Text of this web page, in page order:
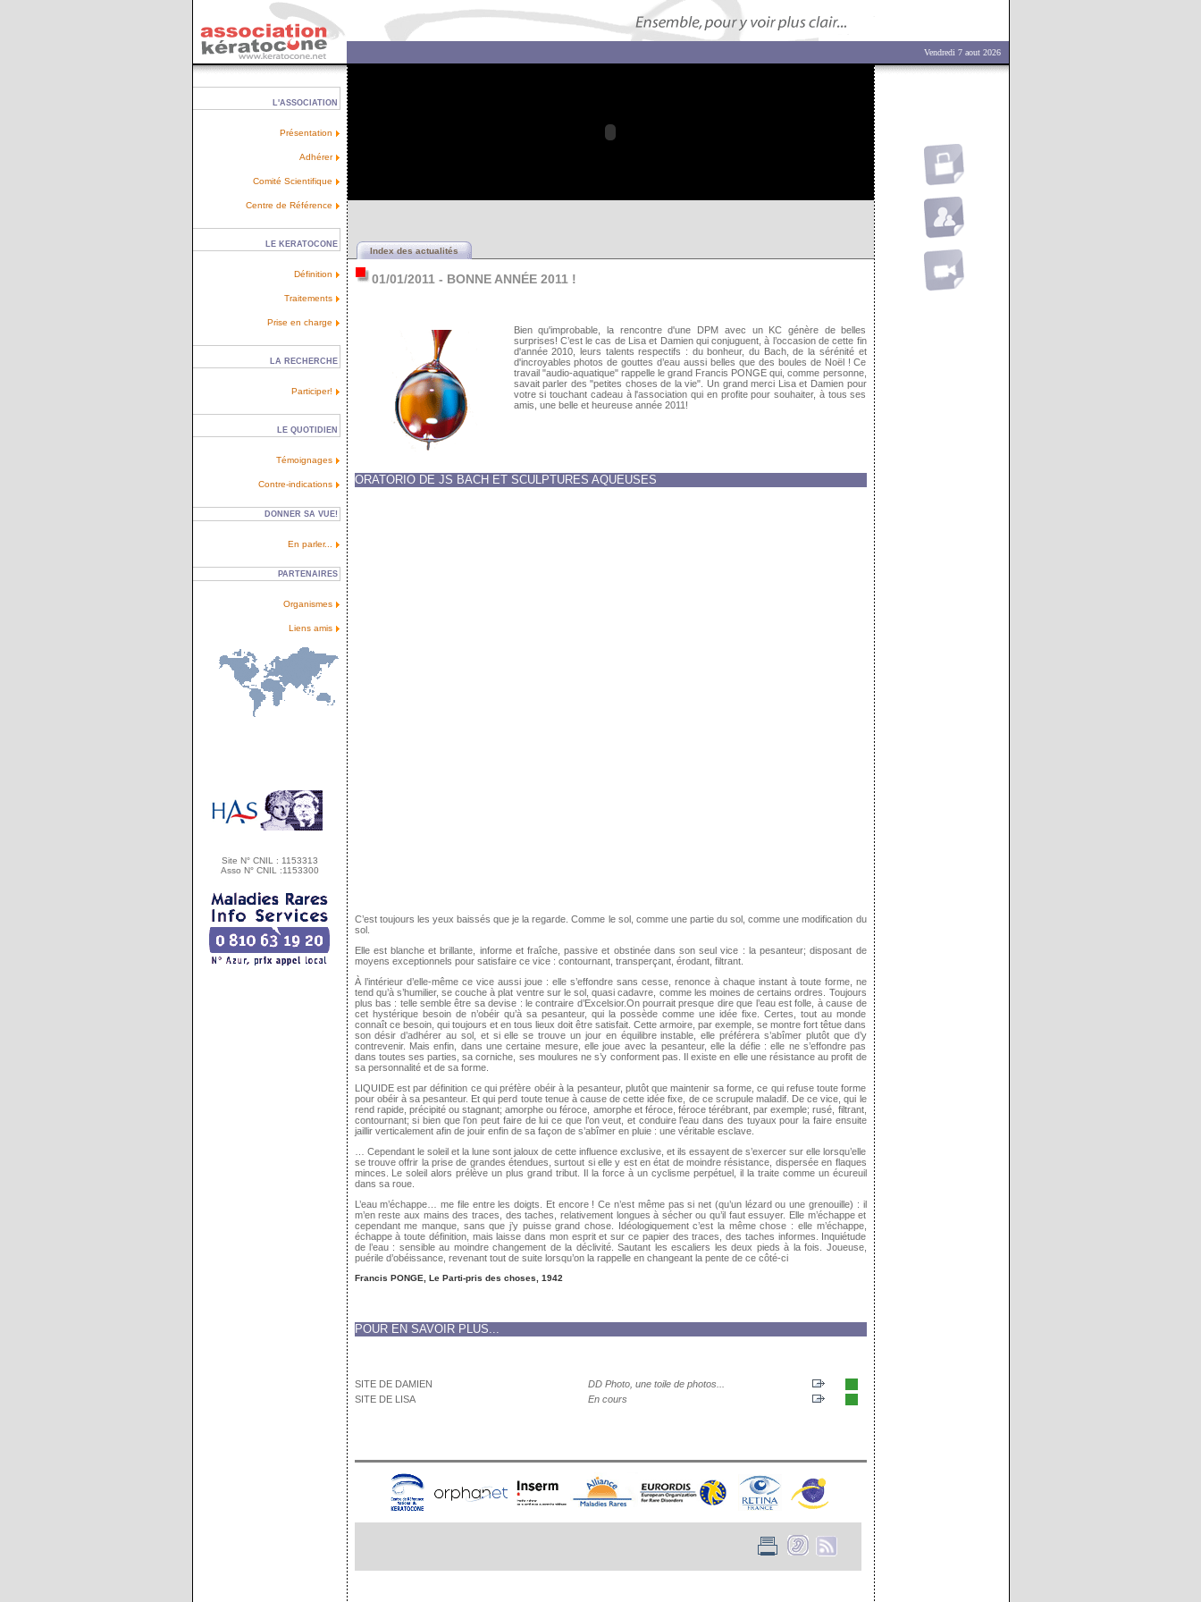
Vendredi 7 aout 2026
L'ASSOCIATION
Présentation
Adhérer
Comité Scientifique
Centre de Référence
LE KERATOCONE
Définition
Traitements
Prise en charge
LA RECHERCHE
Participer!
LE QUOTIDIEN
Témoignages
Contre-indications
DONNER SA VUE!
En parler...
PARTENAIRES
Organismes
Liens amis
Site N° CNIL : 1153313
Asso N° CNIL :1153300
Index des actualités
01/01/2011 - BONNE ANNÉE 2011 !
Bien qu'improbable, la rencontre d'une DPM avec un KC génère de belles
surprises! C’est le cas de Lisa et Damien qui conjuguent, à l’occasion de cette fin
d'année 2010, leurs talents respectifs : du bonheur, du Bach, de la sérénité et
d'incroyables photos de gouttes d’eau aussi belles que des boules de Noël ! Ce
travail "audio-aquatique" rappelle le grand Francis PONGE qui, comme personne,
savait parler des "petites choses de la vie". Un grand merci Lisa et Damien pour
votre si touchant cadeau à l'association qui en profite pour souhaiter, à tous ses
amis, une belle et heureuse année 2011!
ORATORIO DE JS BACH ET SCULPTURES AQUEUSES
C’est toujours les yeux baissés que je la regarde. Comme le sol, comme une partie du sol, comme une modification du
sol.
Elle est blanche et brillante, informe et fraîche, passive et obstinée dans son seul vice : la pesanteur; disposant de
moyens exceptionnels pour satisfaire ce vice : contournant, transperçant, érodant, filtrant.
À l’intérieur d’elle-même ce vice aussi joue : elle s’effondre sans cesse, renonce à chaque instant à toute forme, ne
tend qu’à s’humilier, se couche à plat ventre sur le sol, quasi cadavre, comme les moines de certains ordres. Toujours
plus bas : telle semble être sa devise : le contraire d’Excelsior.On pourrait presque dire que l’eau est folle, à cause de
cet hystérique besoin de n’obéir qu’à sa pesanteur, qui la possède comme une idée fixe. Certes, tout au monde
connaît ce besoin, qui toujours et en tous lieux doit être satisfait. Cette armoire, par exemple, se montre fort têtue dans
son désir d’adhérer au sol, et si elle se trouve un jour en équilibre instable, elle préférera s’abîmer plutôt que d’y
contrevenir. Mais enfin, dans une certaine mesure, elle joue avec la pesanteur, elle la défie : elle ne s’effondre pas
dans toutes ses parties, sa corniche, ses moulures ne s’y conforment pas. Il existe en elle une résistance au profit de
sa personnalité et de sa forme.
LIQUIDE est par définition ce qui préfère obéir à la pesanteur, plutôt que maintenir sa forme, ce qui refuse toute forme
pour obéir à sa pesanteur. Et qui perd toute tenue à cause de cette idée fixe, de ce scrupule maladif. De ce vice, qui le
rend rapide, précipité ou stagnant; amorphe ou féroce, amorphe et féroce, féroce térébrant, par exemple; rusé, filtrant,
contournant; si bien que l’on peut faire de lui ce que l’on veut, et conduire l’eau dans des tuyaux pour la faire ensuite
jaillir verticalement afin de jouir enfin de sa façon de s’abîmer en pluie : une véritable esclave.
… Cependant le soleil et la lune sont jaloux de cette influence exclusive, et ils essayent de s’exercer sur elle lorsqu’elle
se trouve offrir la prise de grandes étendues, surtout si elle y est en état de moindre résistance, dispersée en flaques
minces. Le soleil alors prélève un plus grand tribut. Il la force à un cyclisme perpétuel, il la traite comme un écureuil
dans sa roue.
L’eau m’échappe… me file entre les doigts. Et encore ! Ce n’est même pas si net (qu’un lézard ou une grenouille) : il
m’en reste aux mains des traces, des taches, relativement longues à sécher ou qu’il faut essuyer. Elle m’échappe et
cependant me manque, sans que j’y puisse grand chose. Idéologiquement c’est la même chose : elle m’échappe,
échappe à toute définition, mais laisse dans mon esprit et sur ce papier des traces, des taches informes. Inquiétude
de l’eau : sensible au moindre changement de la déclivité. Sautant les escaliers les deux pieds à la fois. Joueuse,
puérile d’obéissance, revenant tout de suite lorsqu’on la rappelle en changeant la pente de ce côté-ci
Francis PONGE, Le Parti-pris des choses, 1942
POUR EN SAVOIR PLUS...
SITE DE DAMIEN
DD Photo, une toile de photos...
SITE DE LISA
En cours